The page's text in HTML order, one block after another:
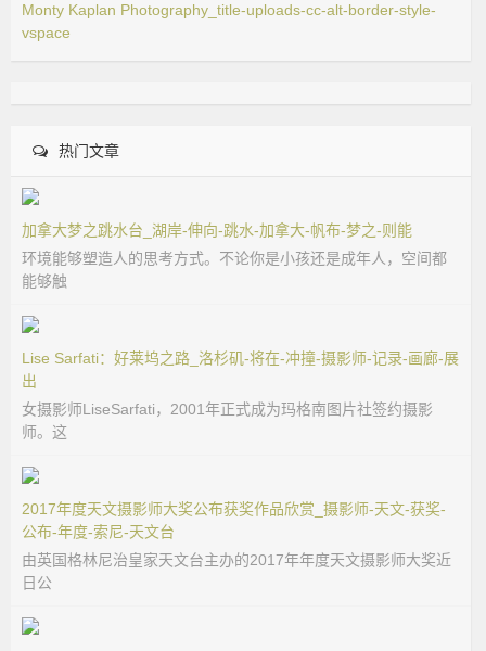
Monty Kaplan Photography_title-uploads-cc-alt-border-style-
vspace
热门文章
加拿大梦之跳水台_湖岸-伸向-跳水-加拿大-帆布-梦之-则能
环境能够塑造人的思考方式。不论你是小孩还是成年人，空间都
能够触
Lise Sarfati：好莱坞之路_洛杉矶-将在-冲撞-摄影师-记录-画廊-展
出
女摄影师LiseSarfati，2001年正式成为玛格南图片社签约摄影
师。这
2017年度天文摄影师大奖公布获奖作品欣赏_摄影师-天文-获奖-
公布-年度-索尼-天文台
由英国格林尼治皇家天文台主办的2017年年度天文摄影师大奖近
日公